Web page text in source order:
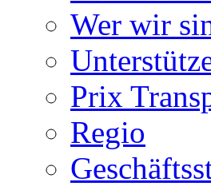
Wer wir
Prix
Regio